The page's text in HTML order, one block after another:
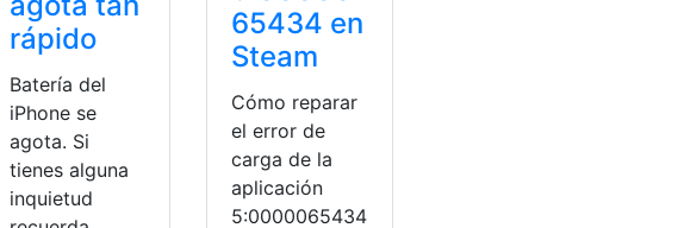
rápido
Batería del
iPhone se
agota. Si
tienes alguna
inquietud
65434 en
Steam
Cómo reparar
el error de
carga de la
aplicación
5:0000065434